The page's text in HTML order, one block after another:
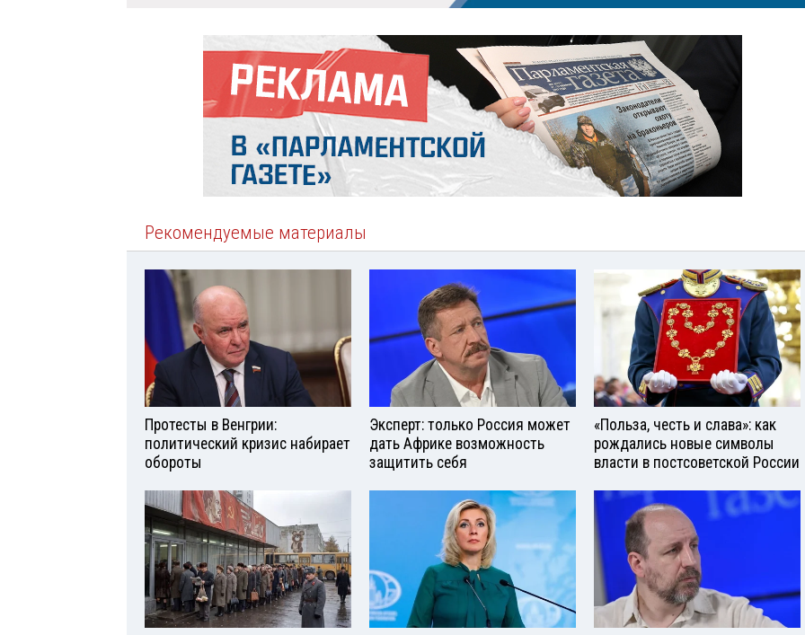
Рекомендуемые материалы
Протесты в Венгрии:
политический кризис набирает
обороты
Эксперт: только Россия может
дать Африке возможность
защитить себя
«Польза, честь и слава»: как
рождались новые символы
власти в постсоветской России